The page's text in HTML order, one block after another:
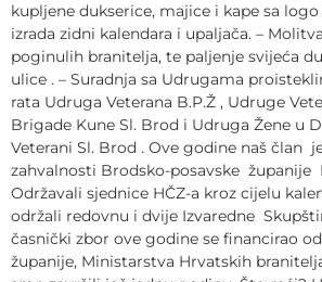
kupljene dukserice, majice i kape sa
izrada zidni kalendara i upaljača. –
poginulih branitelja, te paljenje svijeća
ulice . – Suradnja sa Udrugama
rata Udruga Veterana B.P.Ž , Udruge
Brigade Kune Sl. Brod i Udruga Žene u
Veterani Sl. Brod . Ove godine naš član
zahvalnosti Brodsko-posavske županije
Održavali sjednice HČZ-a kroz cijelu
održali redovnu i dvije Izvaredne
časnički zbor ove godine se financirao
županije, Ministarstva Hrvatskih